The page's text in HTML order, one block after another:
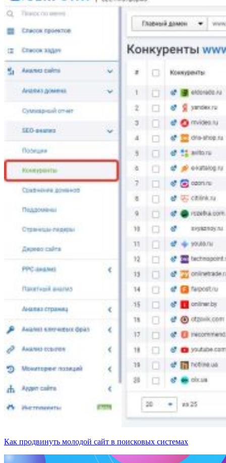
Как продвинуть молодой сайт в поисковых системах